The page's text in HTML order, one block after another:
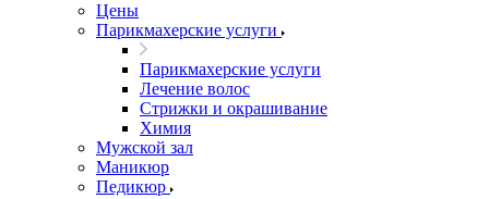
Цены
Парикмахерские услуги
Парикмахерские услуги
Лечение волос
Стрижки и окрашивание
Химия
Мужской зал
Маникюр
Педикюр